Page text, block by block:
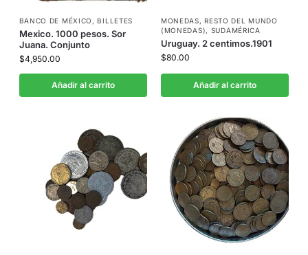
BANCO DE MÉXICO ,BILLETES
Mexico. 1000 pesos. Sor
Juana. Conjunto
$4,950.00
Añadir al carrito
MONEDAS,RESTO DEL MUNDO
(MONEDAS), SUDAMÉRICA
Uruguay. 2 centimos.1901
$80.00
Añadir al carrito